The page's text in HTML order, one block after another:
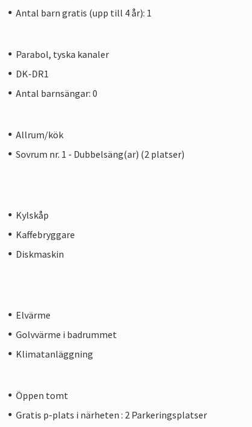
Antal barn gratis (upp till 4 år): 1
Parabol, tyska kanaler
DK-DR1
Antal barnsängar: 0
Allrum/kök
Sovrum nr. 1 - Dubbelsäng(ar) (2 platser)
Kylskåp
Kaffebryggare
Diskmaskin
Elvärme
Golvvärme i badrummet
Klimatanläggning
Öppen tomt
Gratis p-plats i närheten : 2 Parkeringsplatser